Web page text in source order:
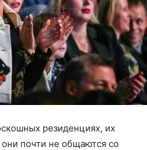
резиденциях, их
почти не общаются со